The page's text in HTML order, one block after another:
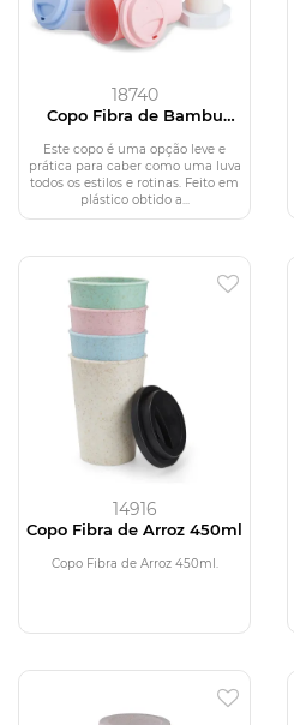
18740
Copo Fibra de Bambu
Este copo é uma opção leve e
prática para caber como uma luva
todos os estilos e rotinas. Feito em
plástico obtido a...
14916
Copo Fibra de Arroz 450ml
Copo Fibra de Arroz 450ml.